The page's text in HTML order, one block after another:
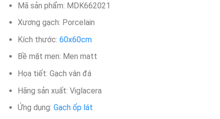
Mã sản phẩm: MDK662021
Xương gạch: Porcelain
Kích thước: 60x60cm
Bề mặt men: Men matt
Họa tiết: Gạch vân đá
Hãng sản xuất: Viglacera
Ứng dụng: Gạch ốp lát